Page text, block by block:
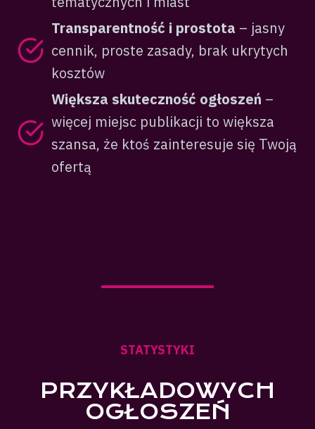
Transparentność i prostota – jasny
cennik, proste zasady, brak ukrytych
kosztów
Większa skuteczność ogłoszeń –
więcej miejsc publikacji to większa
szansa, że ktoś zainteresuje się Twoją
ofertą
STATYSTYKI
PRZYKŁADOWYCH
OGŁOSZEŃ